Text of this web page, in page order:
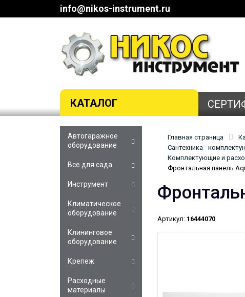
info@nikos-instrument.ru
КАТАЛОГ
Главная страница
Сантехника -
Комплектующие и
Фронтальная панель
Артикул: 16444070
Автогаражное
оборудование
Все для сада
Инструмент
Климатическое
оборудование
Клининговое
оборудование
Крепеж
Расходные
материалы